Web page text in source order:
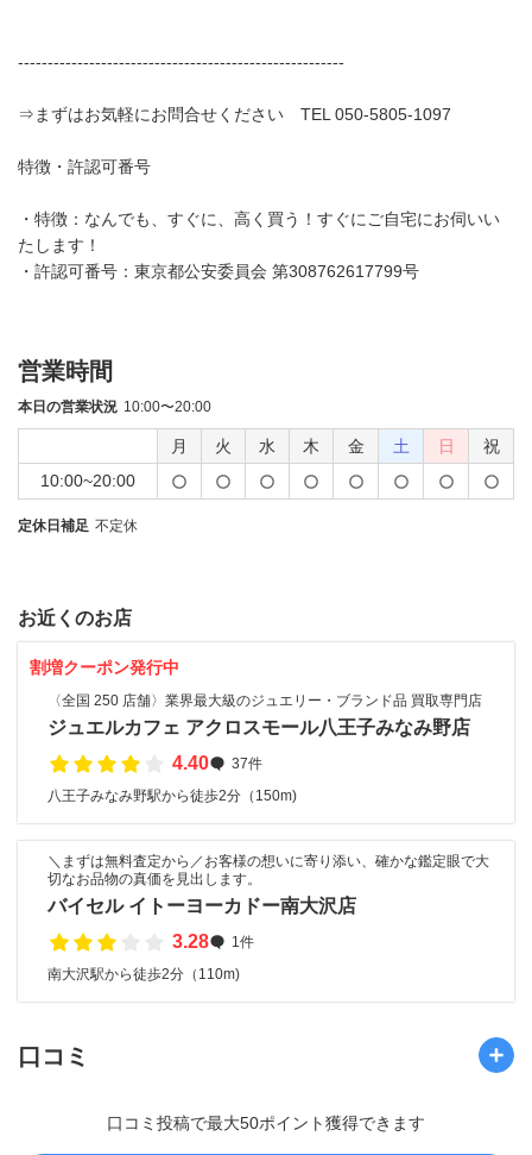
-------------------------------------------------------
⇒まずはお気軽にお問合せください TEL 050-5805-1097
特徴・許認可番号
・特徴：なんでも、すぐに、高く買う！すぐにご自宅にお伺いい
たします！
・許認可番号：東京都公安委員会 第308762617799号
営業時間
本日の営業状況 10:00〜20:00
月 火 水 木 金 土 日
祝
10:00~20:00
定休日補足 不定休
お近くのお店
割増クーポン発行中
〈全国 250 店舗〉業界最大級のジュエリー・ブランド品 買取専門店
ジュエルカフェ アクロスモール八王子みなみ野店
4.40
37件
八王子みなみ野駅から徒歩2分（150m)
＼まずは無料査定から／お客様の想いに寄り添い、確かな鑑定眼で大
切なお品物の真価を見出します。
バイセル イトーヨーカドー南大沢店
3.28
1件
南大沢駅から徒歩2分（110m)
口コミ
口コミ投稿で最大50ポイント獲得できます